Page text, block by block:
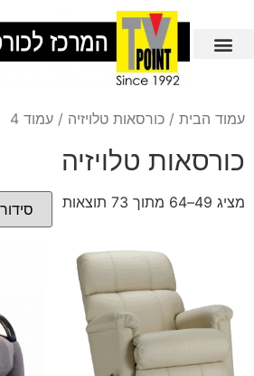
עמוד הבית / כורסאות טלויזיה / עמוד 4
כורסאות טלויזיה
מציג 49–64 מתוך 73 תוצאות